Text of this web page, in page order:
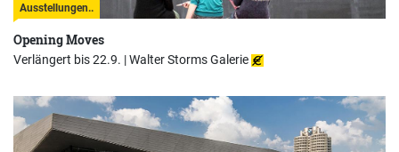
Ausstellungen..
Opening Moves
Verlängert bis 22.9. |Walter Storms Galerie